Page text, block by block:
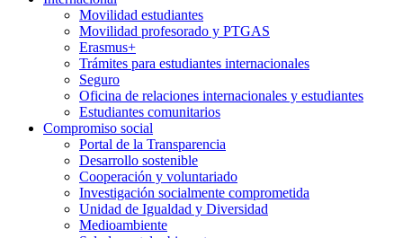
Movilidad estudiantes
Movilidad profesorado y PTGAS
Erasmus+
Trámites para estudiantes internacionales
Seguro
Oficina de relaciones internacionales y estudiantes
Estudiantes comunitarios
Compromiso social
Portal de la Transparencia
Desarrollo sostenible
Cooperación y voluntariado
Investigación socialmente comprometida
Unidad de Igualdad y Diversidad
Medioambiente